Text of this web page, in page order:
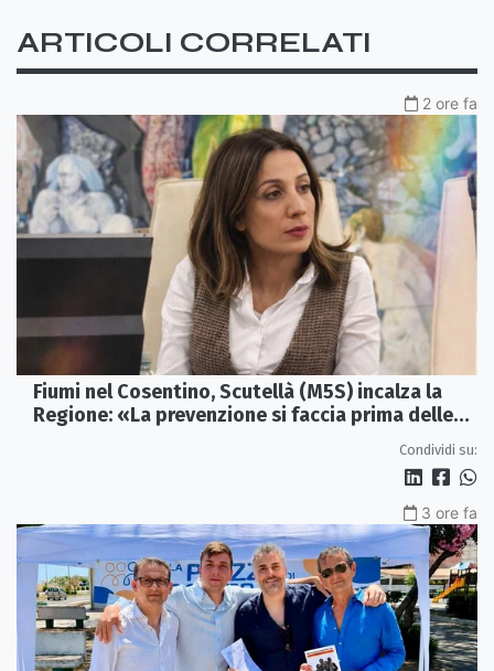
ARTICOLI CORRELATI
2 ore fa
Fiumi nel Cosentino, Scutellà (M5S) incalza la
Regione: «La prevenzione si faccia prima delle
Condividi su:
3 ore fa